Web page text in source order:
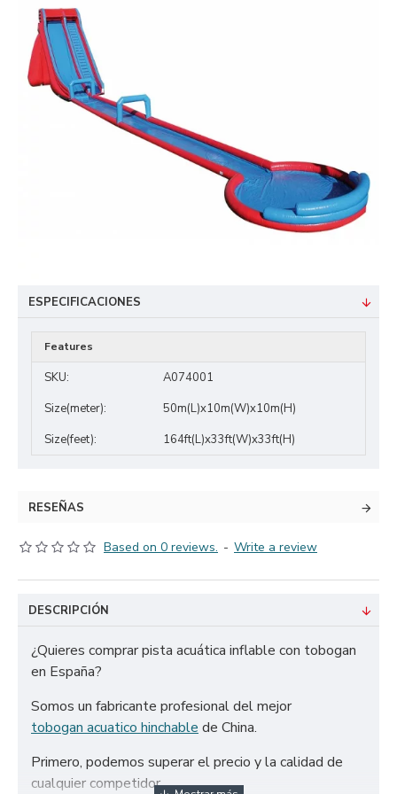
ESPECIFICACIONES
Features
SKU:
A074001
Size(meter):
50m(L)x10m(W)x10m(H)
Size(feet):
164ft(L)x33ft(W)x33ft(H)
RESEÑAS
Based on 0 reviews. - Write a review
DESCRIPCIÓN
¿Quieres comprar pista acuática inflable con tobogan
en España?
Somos un fabricante profesional del mejor
tobogan acuatico hinchable de China.
Primero, podemos superar el precio y la calidad de
cualquier competidor.